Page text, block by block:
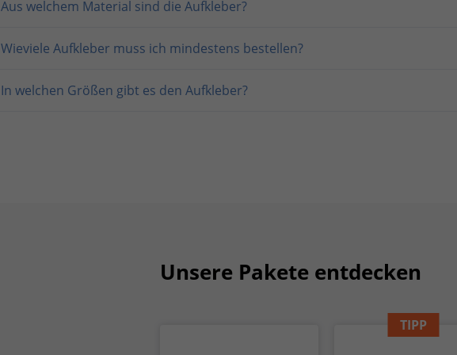
Aus welchem Material sind die Aufkleber?
Wieviele Aufkleber muss ich mindestens bestellen?
In welchen Größen gibt es den Aufkleber?
Unsere Pakete entdecken
TIPP